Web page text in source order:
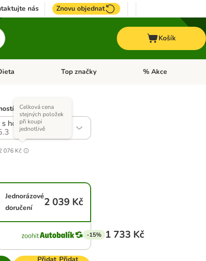
nás Znovu objednat
Košík
Koně Otevřít menu: + VET Dieta
Top značky Otevřít menu: Top
% Akce
hovězím
076 Kč
Celková cena
stejných položek
při koupi
jednotlivě
Jednorázové
doručení
2 039 Kč
-15% 1 733 Kč